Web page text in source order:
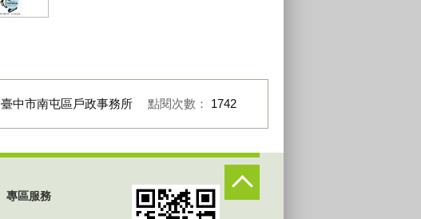
臺中市南屯區戶政事務所 點閱次數： 1742
專區服務